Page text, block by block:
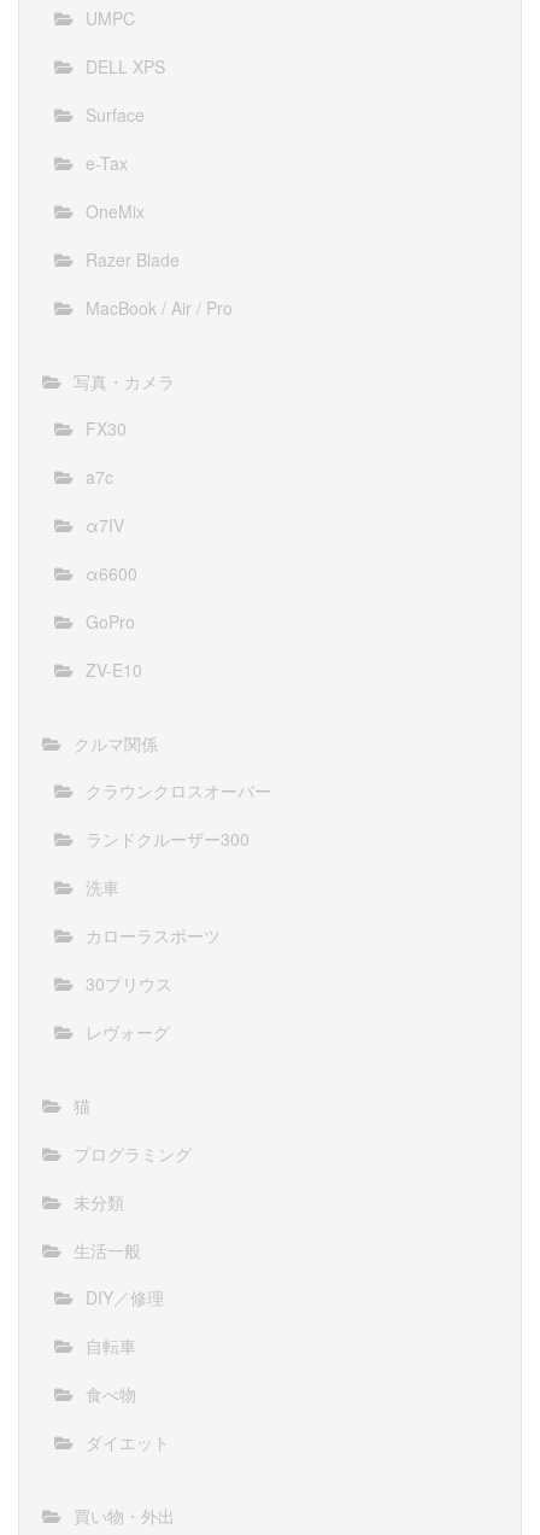
UMPC
DELL XPS
Surface
e-Tax
OneMix
Razer Blade
MacBook / Air / Pro
写真・カメラ
FX30
a7c
α7IV
α6600
GoPro
ZV-E10
クルマ関係
クラウンクロスオーバー
ランドクルーザー300
洗車
カローラスポーツ
30プリウス
レヴォーグ
猫
プログラミング
未分類
生活一般
DIY／修理
自転車
食べ物
ダイエット
買い物・外出